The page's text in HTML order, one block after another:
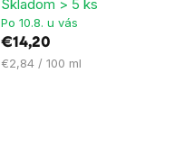
5
hviezdičiek.
Skladom > 5 ks
Po 10.8. u vás
€14,20
Jednotková
€2,84 / 100 ml